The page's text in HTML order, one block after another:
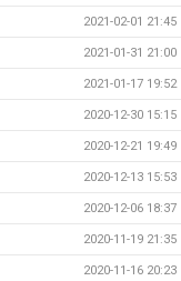
2021-02-01 21:45
2021-01-31 21:00
2021-01-17 19:52
2020-12-30 15:15
2020-12-21 19:49
2020-12-13 15:53
2020-12-06 18:37
2020-11-19 21:35
2020-11-16 20:23